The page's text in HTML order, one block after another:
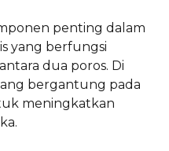
penting dalam
yang berfungsi
dua poros. Di
bergantung pada
meningkatkan